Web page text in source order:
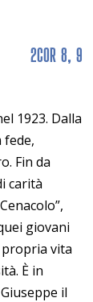
2COR 8, 9
1923. Dalla
fede,
Fin da
carità
giovani
vita
È in
il